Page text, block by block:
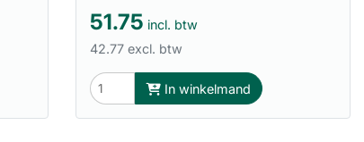
51.75 incl. btw
42.77 excl. btw
In winkelmand